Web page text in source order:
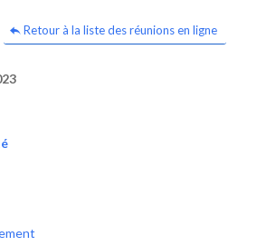
Retour à la liste des réunions en ligne